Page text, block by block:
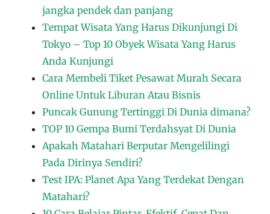
jangka pendek dan panjang
Tempat Wisata Yang Harus Dikunjungi Di
Tokyo – Top 10 Obyek Wisata Yang Harus
Anda Kunjungi
Cara Membeli Tiket Pesawat Murah Secara
Online Untuk Liburan Atau Bisnis
Puncak Gunung Tertinggi Di Dunia dimana?
TOP 10 Gempa Bumi Terdahsyat Di Dunia
Apakah Matahari Berputar Mengelilingi
Pada Dirinya Sendiri?
Test IPA: Planet Apa Yang Terdekat Dengan
Matahari?